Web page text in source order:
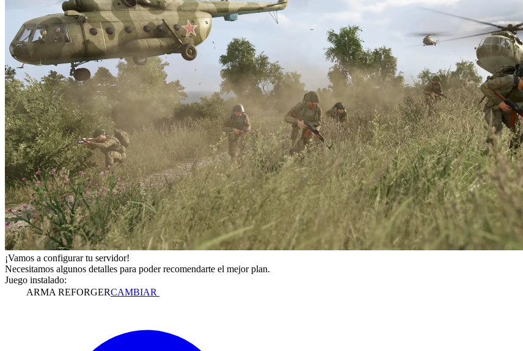
¡Vamos a configurar tu servidor!
Necesitamos algunos detalles para poder recomendarte el mejor plan.
Juego instalado:
ARMA REFORGERCAMBIAR